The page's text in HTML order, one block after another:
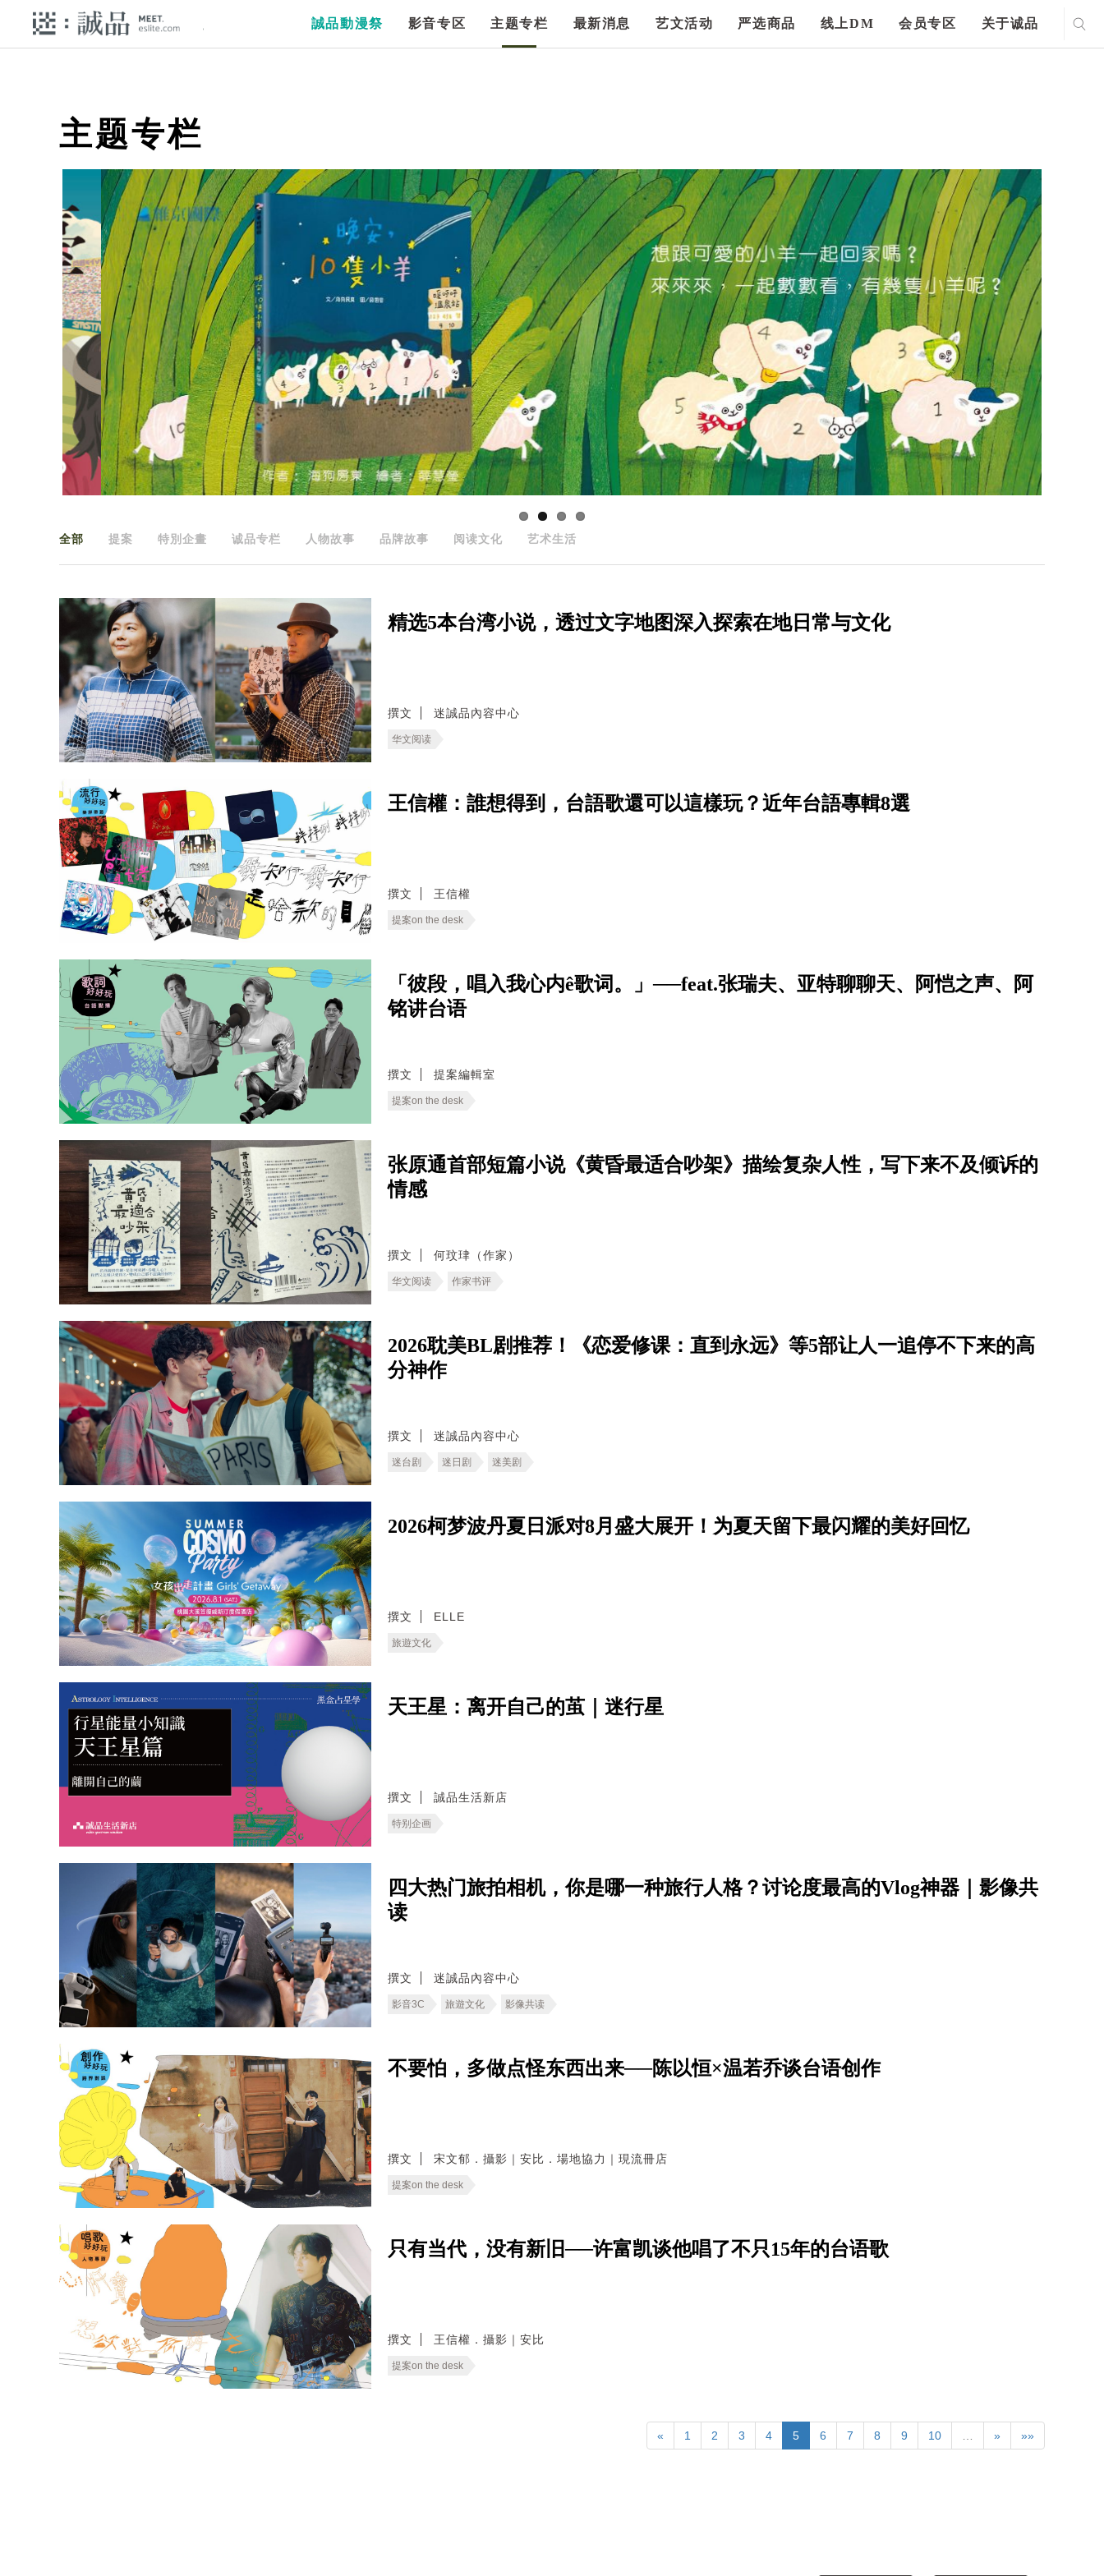
誠品動漫祭 影音专区 主题专栏 最新消息 艺文活动 严选商品 线上DM 会员专区 关于诚品
主题专栏
全部 提案 特別企畫 诚品专栏 人物故事 品牌故事 阅读文化 艺术生活
精选5本台湾小说，透过文字地图深入探索在地日常与文化
撰文 迷誠品內容中心
华文阅读
王信權：誰想得到，台語歌還可以這樣玩？近年台語專輯8選
撰文 王信權
提案on the desk
「彼段，唱入我心内ê歌词。」──feat.张瑞夫、亚特聊聊天、阿恺之声、阿
铭讲台语
撰文 提案編輯室
提案on the desk
张原通首部短篇小说《黄昏最适合吵架》描绘复杂人性，写下来不及倾诉的
情感
撰文 何玟珒（作家）
华文阅读 作家书评
2026耽美BL剧推荐！《恋爱修课：直到永远》等5部让人一追停不下来的高
分神作
撰文 迷誠品內容中心
迷台剧 迷日剧 迷美剧
2026柯梦波丹夏日派对8月盛大展开！为夏天留下最闪耀的美好回忆
撰文 ELLE
旅遊文化
天王星：离开自己的茧｜迷行星
撰文 誠品生活新店
特别企画
四大热门旅拍相机，你是哪一种旅行人格？讨论度最高的Vlog神器｜影像共
读
撰文 迷誠品內容中心
影音3C 旅遊文化 影像共读
不要怕，多做点怪东西出来──陈以恒×温若乔谈台语创作
撰文 宋文郁．攝影｜安比．場地協力｜現流冊店
提案on the desk
只有当代，没有新旧──许富凯谈他唱了不只15年的台语歌
撰文 王信權．攝影｜安比
提案on the desk
« 1 2 3 4 5 6 7 8 9 10 … » »»